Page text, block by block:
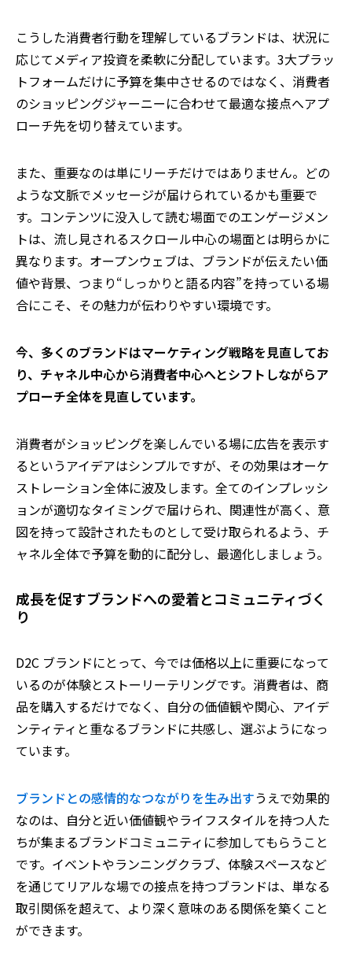
こうした消費者行動を理解しているブランドは、状況に
応じてメディア投資を柔軟に分配しています。3大プラッ
トフォームだけに予算を集中させるのではなく、消費者
のショッピングジャーニーに合わせて最適な接点へアプ
ローチ先を切り替えています。
また、重要なのは単にリーチだけではありません。どの
ような文脈でメッセージが届けられているかも重要で
す。コンテンツに没入して読む場面でのエンゲージメン
トは、流し見されるスクロール中心の場面とは明らかに
異なります。オープンウェブは、ブランドが伝えたい価
値や背景、つまり“しっかりと語る内容”を持っている場
合にこそ、その魅力が伝わりやすい環境です。
今、多くのブランドはマーケティング戦略を見直してお
り、チャネル中心から消費者中心へとシフトしながらア
プローチ全体を見直しています。
消費者がショッピングを楽しんでいる場に広告を表示す
るというアイデアはシンプルですが、その効果はオーケ
ストレーション全体に波及します。全てのインプレッシ
ョンが適切なタイミングで届けられ、関連性が高く、意
図を持って設計されたものとして受け取られるよう、チ
ャネル全体で予算を動的に配分し、最適化しましょう。
成長を促すブランドへの愛着とコミュニティづく
り
D2C ブランドにとって、今では価格以上に重要になって
いるのが体験とストーリーテリングです。消費者は、商
品を購入するだけでなく、自分の価値観や関心、アイデ
ンティティと重なるブランドに共感し、選ぶようになっ
ています。
ブランドとの感情的なつながりを生み出すうえで効果的
なのは、自分と近い価値観やライフスタイルを持つ人た
ちが集まるブランドコミュニティに参加してもらうこと
です。イベントやランニングクラブ、体験スペースなど
を通じてリアルな場での接点を持つブランドは、単なる
取引関係を超えて、より深く意味のある関係を築くこと
ができます。